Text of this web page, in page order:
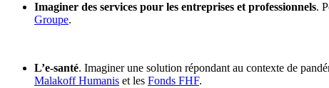
Imaginer des services pour les entreprises et professionnels.
Groupe.
L’e-santé. Imaginer une solution répondant au contexte de
Malakoff Humanis et les Fonds FHF.